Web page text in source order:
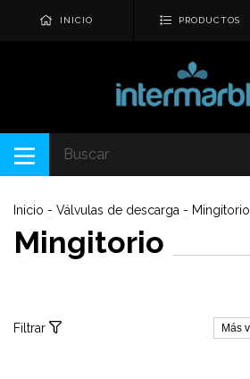
INICIO PRODUCTOS
Inicio - Válvulas de descarga - Mingitorio
Mingitorio
Filtrar